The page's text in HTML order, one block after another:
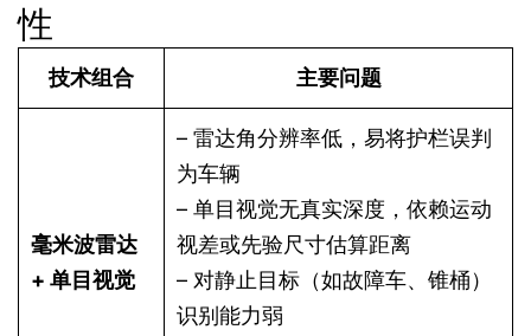
性
技术组合 主要问题
毫米波雷达
+ 单目视觉
– 雷达角分辨率低，易将护栏误判
为车辆
– 单目视觉无真实深度，依赖运动
视差或先验尺寸估算距离
– 对静止目标（如故障车、锥桶）
识别能力弱